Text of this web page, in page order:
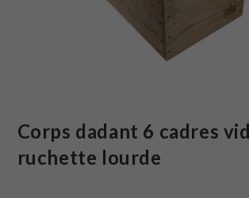
Corps dadant 6 cadres
ruchette lourde